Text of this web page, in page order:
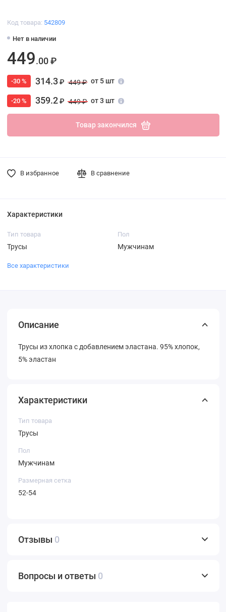
Код товара: 542809
Нет в наличии
449.00 ₽
-30 % 314.3₽ 449 ₽ от 5 шт
-20 % 359.2₽ 449 ₽ от 3 шт
Товар закончился
В избранное В сравнение
Характеристики
Тип товара
Трусы
Пол
Мужчинам
Все характеристики
Описание
Трусы из хлопка с добавлением эластана. 95% хлопок,
5% эластан
Характеристики
Тип товара
Трусы
Пол
Мужчинам
Размерная сетка
52-54
Отзывы 0
Вопросы и ответы 0